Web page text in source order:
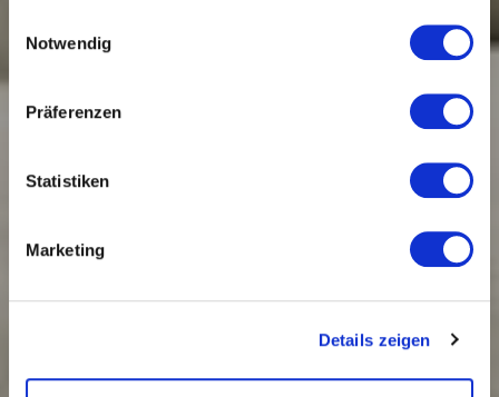
Notwendig
Präferenzen
Statistiken
Marketing
Details zeigen